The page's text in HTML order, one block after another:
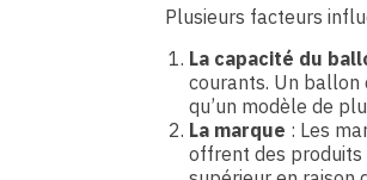
Plusieurs facteurs
La capacité du
courants. Un
qu’un modèle de
La marque : Les
offrent des produits